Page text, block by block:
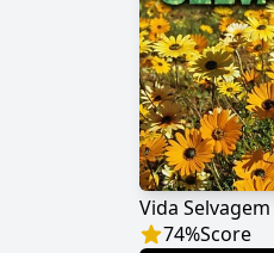
Vida Selvagem
74%Score